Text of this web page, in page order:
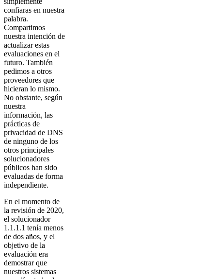
confiaras en nuestra
palabra.
Compartimos
nuestra intención de
actualizar estas
evaluaciones en el
futuro. También
pedimos a otros
proveedores que
hicieran lo mismo.
No obstante, según
nuestra
información, las
prácticas de
privacidad de DNS
de ninguno de los
otros principales
solucionadores
públicos han sido
evaluadas de forma
independiente.
En el momento de
la revisión de 2020,
el solucionador
1.1.1.1 tenía menos
de dos años, y el
objetivo de la
evaluación era
demostrar que
nuestros sistemas